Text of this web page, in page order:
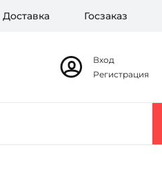
Доставка Госзаказ
Вход
Регистрация